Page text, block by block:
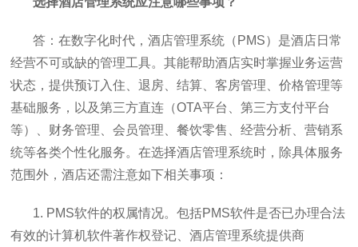
答：在数字化时代，酒店管理系统（PMS）是酒店日常
经营不可或缺的管理工具。其能帮助酒店实时掌握业务运营
状态，提供预订入住、退房、结算、客房管理、价格管理等
基础服务，以及第三方直连（OTA平台、第三方支付平台
等）、财务管理、会员管理、餐饮零售、经营分析、营销系
统等各类个性化服务。在选择酒店管理系统时，除具体服务
范围外，酒店还需注意如下相关事项：
1. PMS软件的权属情况。包括PMS软件是否已办理合法
有效的计算机软件著作权登记、酒店管理系统提供商